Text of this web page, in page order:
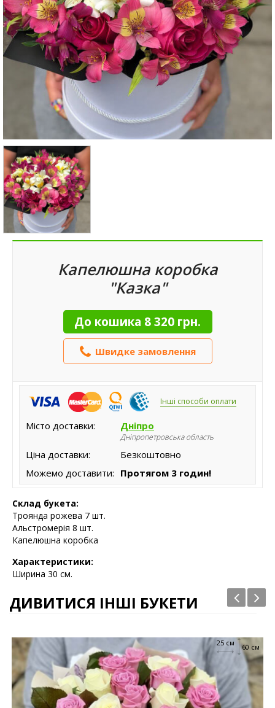
Капелюшна коробка
"Казка"
До кошика 8 320 грн.
Швидке замовлення
Інші способи оплати
Місто доставки: Дніпро
Дніпропетровська область
Ціна доставки:
Безкоштовно
Можемо доставити: Протягом 3 годин!
Склад букета:
Троянда рожева 7 шт.
Альстромерія 8 шт.
Капелюшна коробка
Характеристики:
Ширина 30 см.
ДИВИТИСЯ ІНШІ БУКЕТИ
60 см
25 см